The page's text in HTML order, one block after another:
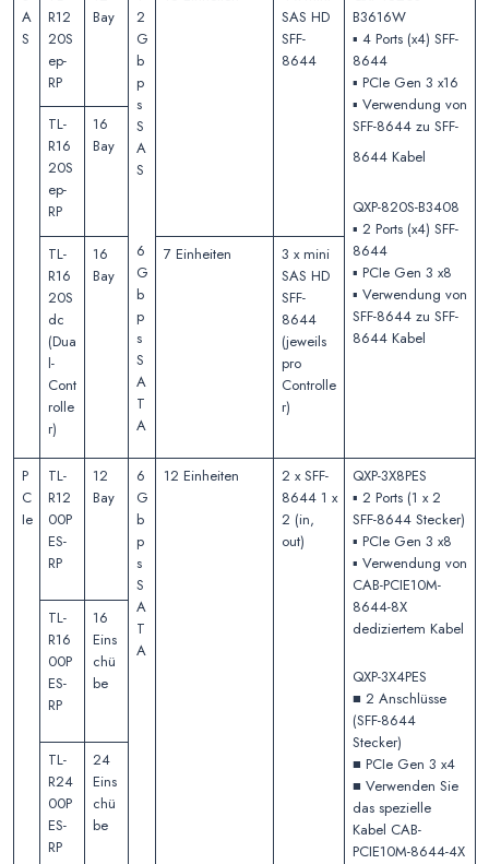
A
S
R12
20S
ep-
RP
Bay
2
G
b
p
s
S
A
S
6
G
b
p
s
S
A
T
A
SAS HD
SFF-
8644
B3616W
▪️ 4 Ports (x4) SFF-
8644
▪️ PCIe Gen 3 x16
▪️ Verwendung von
SFF-8644 zu SFF-
8644 Kabel
QXP-820S-B3408
▪️ 2 Ports (x4) SFF-
8644
▪️ PCIe Gen 3 x8
▪️ Verwendung von
SFF-8644 zu SFF-
8644 Kabel
TL-
R16
20S
ep-
RP
16
Bay
TL-
R16
20S
dc
(Dua
l-
Cont
rolle
r)
16
Bay
7 Einheiten
3 x mini
SAS HD
SFF-
8644
(jeweils
pro
Controlle
r)
P
C
Ie
TL-
R12
00P
ES-
RP
12
Bay
6
G
b
p
s
S
A
T
A
12 Einheiten
2 x SFF-
8644 1 x
2 (in,
out)
QXP-3X8PES
▪️ 2 Ports (1 x 2
SFF-8644 Stecker)
▪️ PCIe Gen 3 x8
▪️ Verwendung von
CAB-PCIE10M-
8644-8X
dediziertem Kabel
QXP-3X4PES
■ 2 Anschlüsse
(SFF-8644
Stecker)
■ PCIe Gen 3 x4
■ Verwenden Sie
das spezielle
Kabel CAB-
PCIE10M-8644-4X
TL-
R16
00P
ES-
RP
16
Eins
chü
be
TL-
R24
00P
ES-
RP
24
Eins
chü
be